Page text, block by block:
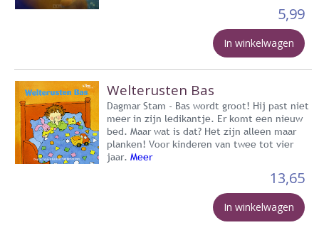
5,99
In winkelwagen
Welterusten Bas
Dagmar Stam - Bas wordt groot! Hij past niet
meer in zijn ledikantje. Er komt een nieuw
bed. Maar wat is dat? Het zijn alleen maar
planken! Voor kinderen van twee tot vier
jaar. Meer
13,65
In winkelwagen